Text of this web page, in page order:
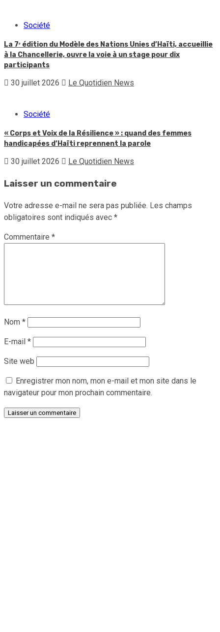
Société
La 7ᵉ édition du Modèle des Nations Unies d’Haïti, accueillie
à la Chancellerie, ouvre la voie à un stage pour dix
participants
30 juillet 2026 Le Quotidien News
Société
« Corps et Voix de la Résilience » : quand des femmes
handicapées d’Haïti reprennent la parole
30 juillet 2026 Le Quotidien News
Laisser un commentaire
Votre adresse e-mail ne sera pas publiée. Les champs
obligatoires sont indiqués avec *
Commentaire *
Nom *
E-mail *
Site web
Enregistrer mon nom, mon e-mail et mon site dans le
navigateur pour mon prochain commentaire.